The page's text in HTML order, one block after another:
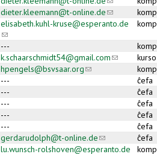
dieter.kleemann@t-online.de(link sends e-
elisabeth.kuhl-kruse@esperanto.de
(link sends e-mail)
---
k.schaarschmidt54@gmail.com(link sendskurso
hpengels@bsvsaar.org(link sends e-mail)
---
ĉefa
---
ĉefa
---
ĉefa
---
ĉefa
---
ĉefa
gerdarudolph@t-online.de(link sends e-ĉefa
lu.wunsch-rolshoven@esperanto.de